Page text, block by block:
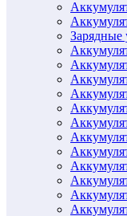
Зарядные